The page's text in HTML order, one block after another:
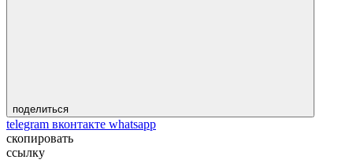
поделиться
telegram вконтакте whatsapp
скопировать
ссылку